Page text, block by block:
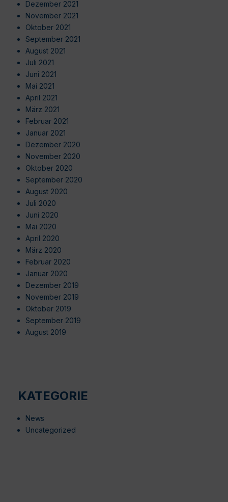
Dezember 2021
November 2021
Oktober 2021
September 2021
August 2021
Juli 2021
Juni 2021
Mai 2021
April 2021
März 2021
Februar 2021
Januar 2021
Dezember 2020
November 2020
Oktober 2020
September 2020
August 2020
Juli 2020
Juni 2020
Mai 2020
April 2020
März 2020
Februar 2020
Januar 2020
Dezember 2019
November 2019
Oktober 2019
September 2019
August 2019
KATEGORIE
News
Uncategorized